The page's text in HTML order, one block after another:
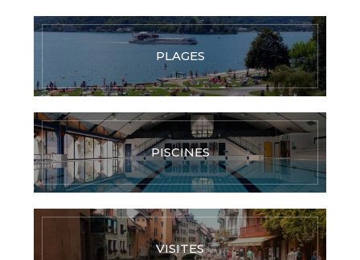
PLAGES
PISCINES
VISITES